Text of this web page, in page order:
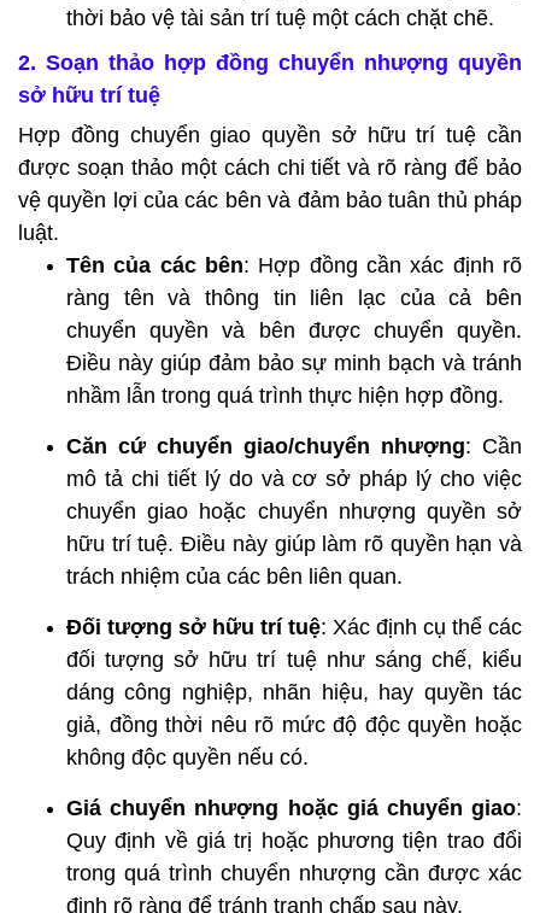
thời bảo vệ tài sản trí tuệ một cách chặt chẽ.
2. Soạn thảo hợp đồng chuyển nhượng quyền
sở hữu trí tuệ
Hợp đồng chuyển giao quyền sở hữu trí tuệ cần
được soạn thảo một cách chi tiết và rõ ràng để bảo
vệ quyền lợi của các bên và đảm bảo tuân thủ pháp
luật.
Tên của các bên: Hợp đồng cần xác định rõ
ràng tên và thông tin liên lạc của cả bên
chuyển quyền và bên được chuyển quyền.
Điều này giúp đảm bảo sự minh bạch và tránh
nhầm lẫn trong quá trình thực hiện hợp đồng.
Căn cứ chuyển giao/chuyển nhượng: Cần
mô tả chi tiết lý do và cơ sở pháp lý cho việc
chuyển giao hoặc chuyển nhượng quyền sở
hữu trí tuệ. Điều này giúp làm rõ quyền hạn và
trách nhiệm của các bên liên quan.
Đối tượng sở hữu trí tuệ: Xác định cụ thể các
đối tượng sở hữu trí tuệ như sáng chế, kiểu
dáng công nghiệp, nhãn hiệu, hay quyền tác
giả, đồng thời nêu rõ mức độ độc quyền hoặc
không độc quyền nếu có.
Giá chuyển nhượng hoặc giá chuyển giao:
Quy định về giá trị hoặc phương tiện trao đổi
trong quá trình chuyển nhượng cần được xác
định rõ ràng để tránh tranh chấp sau này.